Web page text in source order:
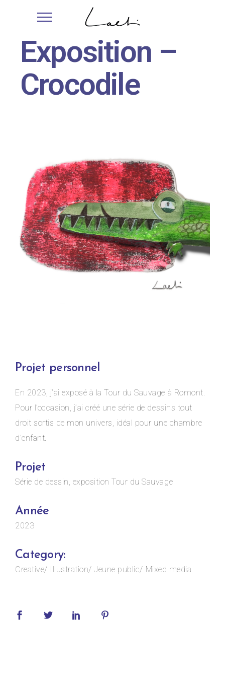
Exposition –
Crocodile
Projet personnel
En 2023, j’ai exposé à la Tour du Sauvage à Romont.
Pour l’occasion, j’ai créé une série de dessins tout
droit sortis de mon univers, idéal pour une chambre
d’enfant.
Projet
Série de dessin, exposition Tour du Sauvage
Année
2023
Category:
Creative Illustration Jeune public Mixed media